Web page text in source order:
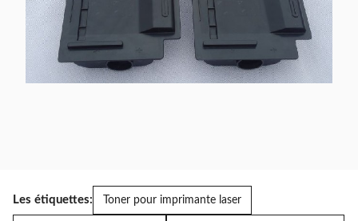
Les étiquettes: Toner pour imprimante laser